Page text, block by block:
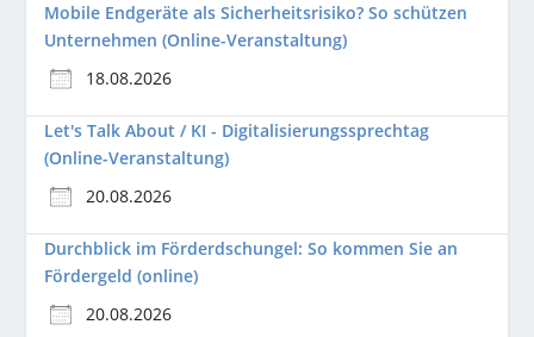
Mobile Endgeräte als Sicherheitsrisiko? So schützen
Unternehmen (Online-Veranstaltung)
18.08.2026
Let's Talk About / KI - Digitalisierungssprechtag
(Online-Veranstaltung)
20.08.2026
Durchblick im Förderdschungel: So kommen Sie an
Fördergeld (online)
20.08.2026